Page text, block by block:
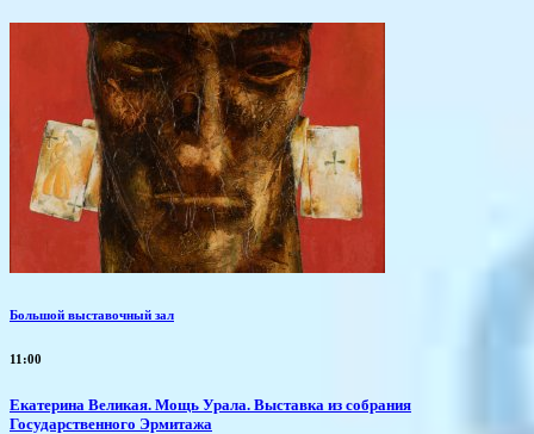
Большой выставочный зал
11:00
​Екатерина Великая. Мощь Урала. Выставка из собрания
Государственного Эрмитажа